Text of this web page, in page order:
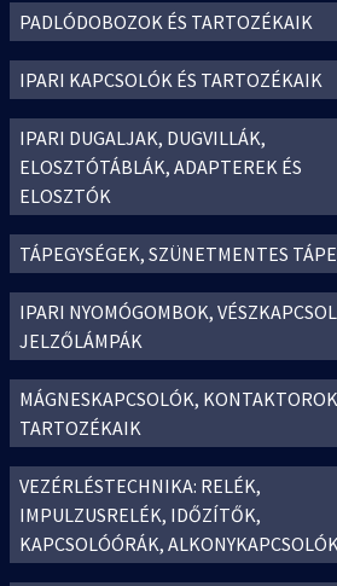
PADLÓDOBOZOK ÉS TARTOZÉKAIK
IPARI KAPCSOLÓK ÉS TARTOZÉKAIK
IPARI DUGALJAK, DUGVILLÁK,
ELOSZTÓTÁBLÁK, ADAPTEREK ÉS
ELOSZTÓK
TÁPEGYSÉGEK, SZÜNETMENTES
IPARI NYOMÓGOMBOK,
JELZŐLÁMPÁK
MÁGNESKAPCSOLÓK,
TARTOZÉKAIK
VEZÉRLÉSTECHNIKA: RELÉK,
IMPULZUSRELÉK, IDŐZÍTŐK,
KAPCSOLÓÓRÁK,